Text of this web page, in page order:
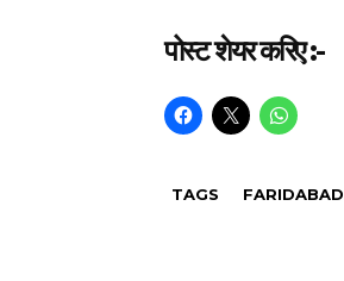
पोस्ट शेयर करिए :-
TAGS FARIDABAD